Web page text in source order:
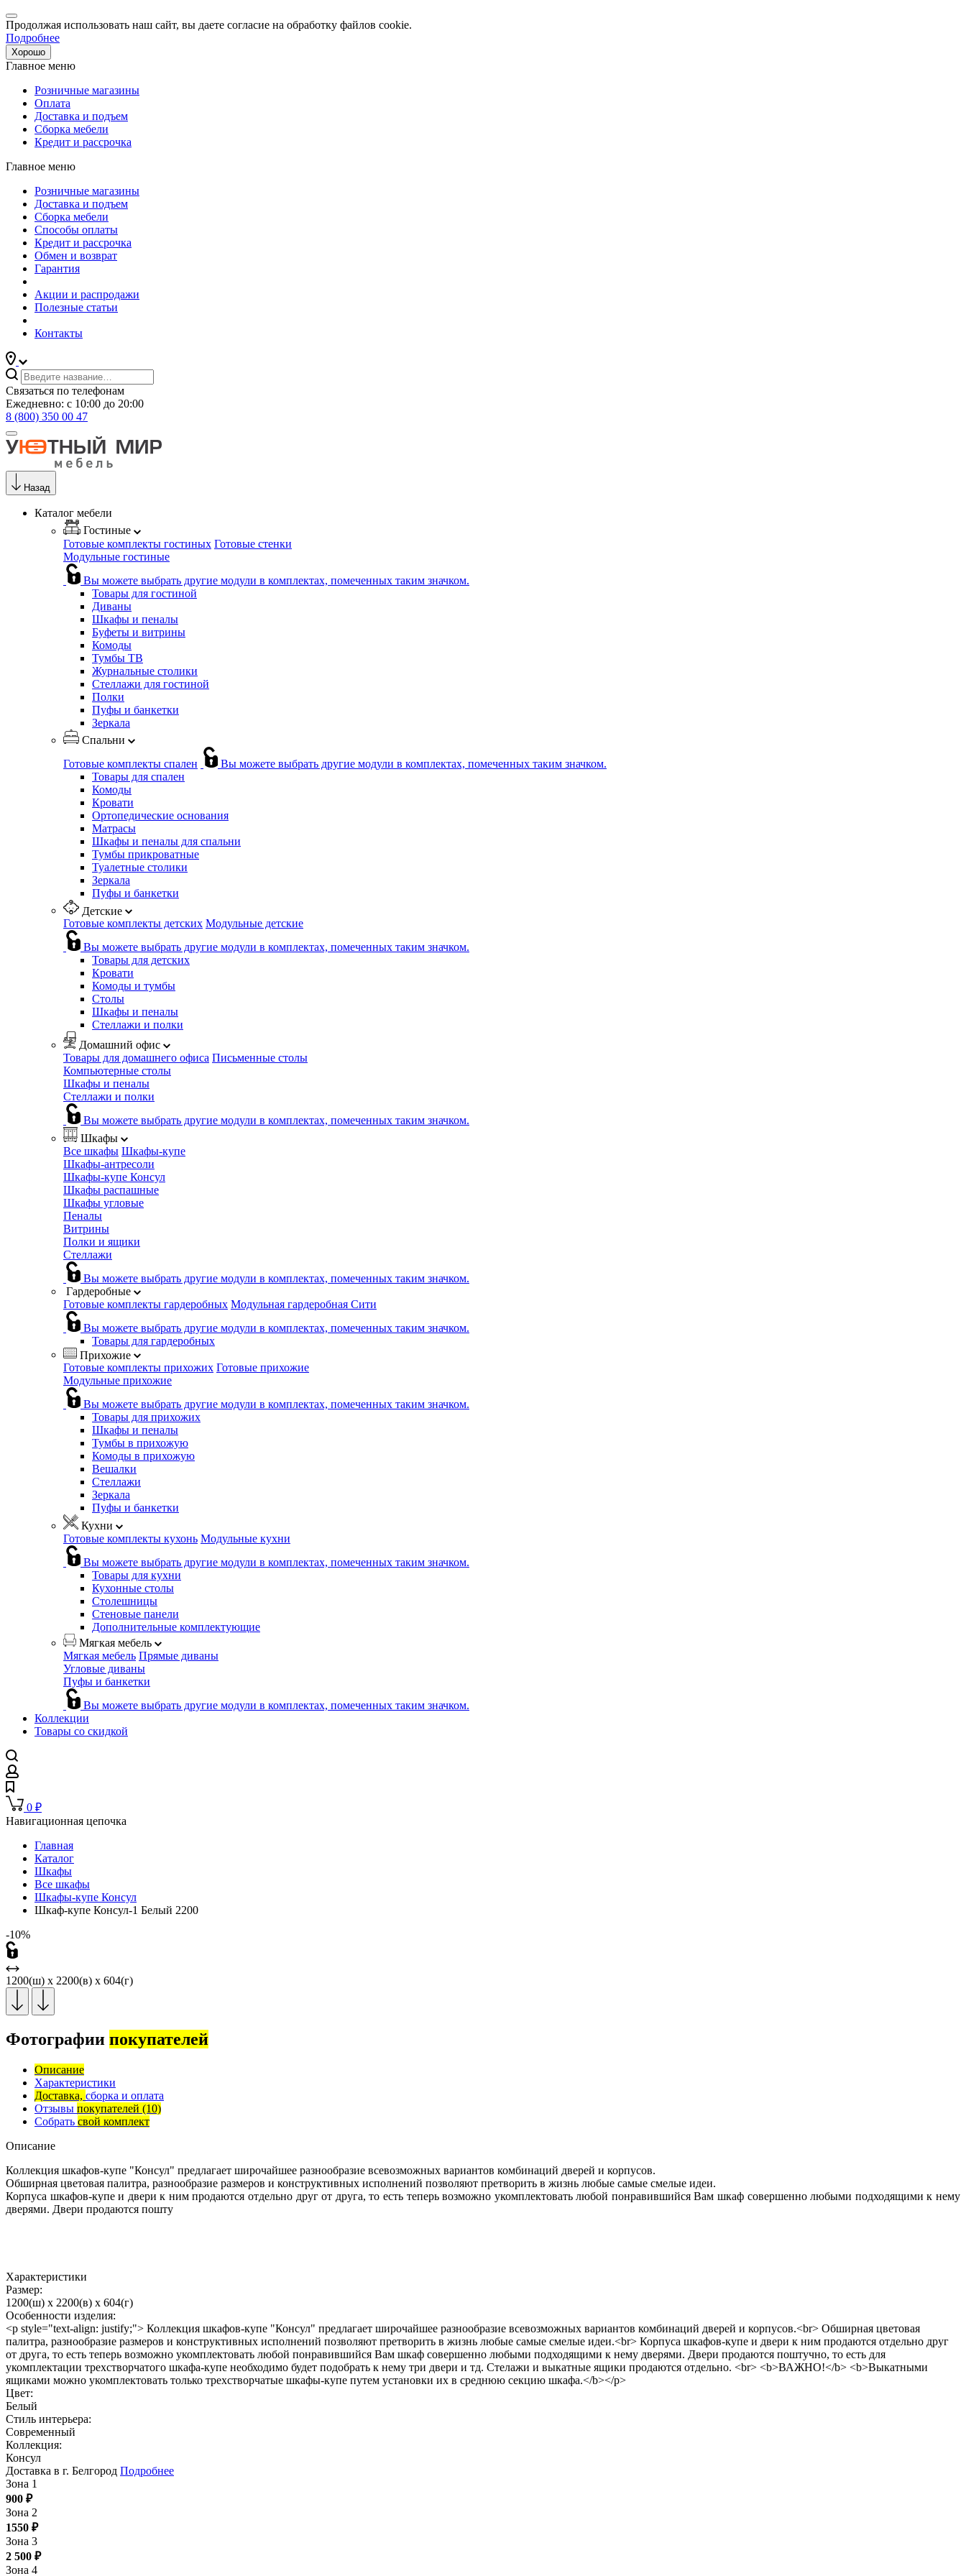
Продолжая использовать наш сайт, вы даете согласие на обработку файлов cookie.
Подробнее
Хорошо
Главное меню
Розничные магазины
Оплата
Доставка и подъем
Сборка мебели
Кредит и рассрочка
Главное меню
Розничные магазины
Доставка и подъем
Сборка мебели
Способы оплаты
Кредит и рассрочка
Обмен и возврат
Гарантия
Акции и распродажи
Полезные статьи
Контакты
Связаться по телефонам
Ежедневно: с 10:00 до 20:00
8 (800) 350 00 47
Назад
Каталог мебели
Гостиные
Готовые комплекты гостиных Готовые стенки
Модульные гостиные
Вы можете выбрать другие модули в комплектах, помеченных таким значком.
Товары для гостиной
Диваны
Шкафы и пеналы
Буфеты и витрины
Комоды
Тумбы ТВ
Журнальные столики
Стеллажи для гостиной
Полки
Пуфы и банкетки
Зеркала
Спальни
Готовые комплекты спален
Вы можете выбрать другие модули в комплектах, помеченных таким значком.
Товары для спален
Комоды
Кровати
Ортопедические основания
Матрасы
Шкафы и пеналы для спальни
Тумбы прикроватные
Туалетные столики
Зеркала
Пуфы и банкетки
Детские
Готовые комплекты детских Модульные детские
Вы можете выбрать другие модули в комплектах, помеченных таким значком.
Товары для детских
Кровати
Комоды и тумбы
Столы
Шкафы и пеналы
Стеллажи и полки
Домашний офис
Товары для домашнего офиса Письменные столы
Компьютерные столы
Шкафы и пеналы
Стеллажи и полки
Вы можете выбрать другие модули в комплектах, помеченных таким значком.
Шкафы
Все шкафы Шкафы-купе
Шкафы-антресоли
Шкафы-купе Консул
Шкафы распашные
Шкафы угловые
Пеналы
Витрины
Полки и ящики
Стеллажи
Вы можете выбрать другие модули в комплектах, помеченных таким значком.
Гардеробные
Готовые комплекты гардеробных Модульная гардеробная Сити
Вы можете выбрать другие модули в комплектах, помеченных таким значком.
Товары для гардеробных
Прихожие
Готовые комплекты прихожих Готовые прихожие
Модульные прихожие
Вы можете выбрать другие модули в комплектах, помеченных таким значком.
Товары для прихожих
Шкафы и пеналы
Тумбы в прихожую
Комоды в прихожую
Вешалки
Стеллажи
Зеркала
Пуфы и банкетки
Кухни
Готовые комплекты кухонь Модульные кухни
Вы можете выбрать другие модули в комплектах, помеченных таким значком.
Товары для кухни
Кухонные столы
Столешницы
Стеновые панели
Дополнительные комплектующие
Мягкая мебель
Мягкая мебель Прямые диваны
Угловые диваны
Пуфы и банкетки
Вы можете выбрать другие модули в комплектах, помеченных таким значком.
Коллекции
Товары со скидкой
0 ₽
Навигационная цепочка
Главная
Каталог
Шкафы
Все шкафы
Шкафы-купе Консул
Шкаф-купе Консул-1 Белый 2200
-10%
1200(ш) x 2200(в) x 604(г)
Фотографии покупателей
Описание
Характеристики
Доставка, сборка и оплата
Отзывы покупателей (10)
Собрать свой комплект
Описание
Коллекция шкафов-купе "Консул" предлагает широчайшее разнообразие всевозможных вариантов комбинаций дверей и корпусов.
Обширная цветовая палитра, разнообразие размеров и конструктивных исполнений позволяют претворить в жизнь любые самые смелые идеи.
Корпуса шкафов-купе и двери к ним продаются отдельно друг от друга, то есть теперь возможно укомплектовать любой понравившийся Вам шкаф совершенно любыми подходящими к нему
дверями. Двери продаются пошту
Характеристики
Размер:
1200(ш) x 2200(в) x 604(г)
Особенности изделия:
<p style="text-align: justify;"> Коллекция шкафов-купе "Консул" предлагает широчайшее разнообразие всевозможных вариантов комбинаций дверей и корпусов.<br> Обширная цветовая
палитра, разнообразие размеров и конструктивных исполнений позволяют претворить в жизнь любые самые смелые идеи.<br> Корпуса шкафов-купе и двери к ним продаются отдельно друг
от друга, то есть теперь возможно укомплектовать любой понравившийся Вам шкаф совершенно любыми подходящими к нему дверями. Двери продаются поштучно, то есть для
укомплектации трехстворчатого шкафа-купе необходимо будет подобрать к нему три двери и тд. Стелажи и выкатные ящики продаются отдельно. <br> <b>ВАЖНО!</b> <b>Выкатными
ящиками можно укомплектовать только трехстворчатые шкафы-купе путем установки их в среднюю секцию шкафа.</b></p>
Цвет:
Белый
Стиль интерьера:
Современный
Коллекция:
Консул
Доставка в г. Белгород Подробнее
Зона 1
900 ₽
Зона 2
1550 ₽
Зона 3
2 500 ₽
Зона 4